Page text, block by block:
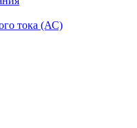
тока (АС)